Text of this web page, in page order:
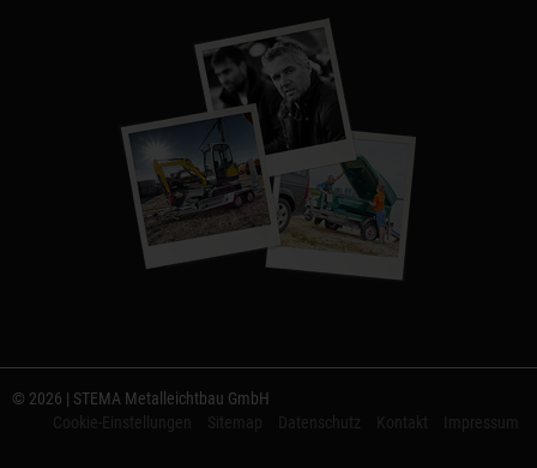
© 2026 | STEMA Metalleichtbau GmbH